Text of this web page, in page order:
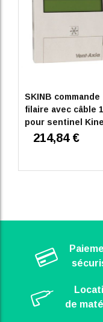
SKINB commande
filaire avec câble
pour sentinel
214,84 €
de